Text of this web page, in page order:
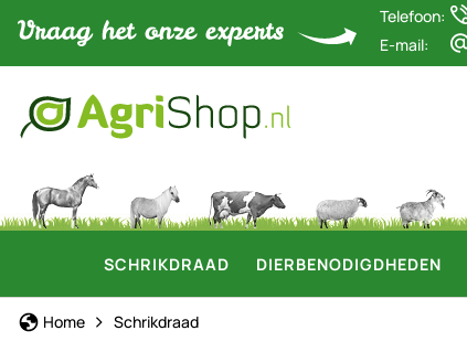
Telefoon:
E-mail:
SCHRIKDRAAD DIERBENODIGDHEDEN
Home Schrikdraad